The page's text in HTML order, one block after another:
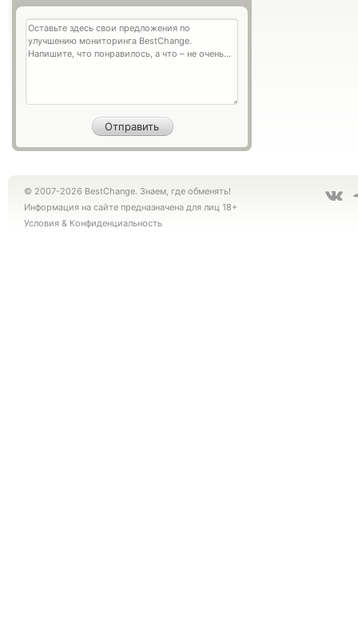
© 2007-2026 BestChange. Знаем, где обменять!
Информация на сайте предназначена для лиц 18+
Условия & Конфиденциальность